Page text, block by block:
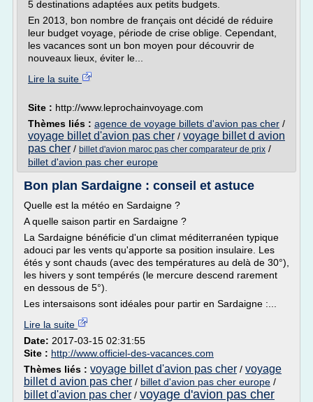
5 destinations adaptées aux petits budgets.
En 2013, bon nombre de français ont décidé de réduire
leur budget voyage, période de crise oblige. Cependant,
les vacances sont un bon moyen pour découvrir de
nouveaux lieux, éviter le...
Lire la suite
Site : http://www.leprochainvoyage.com
Thèmes liés : agence de voyage billets d'avion pas cher /
voyage billet d'avion pas cher / voyage billet d avion
pas cher / billet d'avion maroc pas cher comparateur de prix /
billet d'avion pas cher europe
Bon plan Sardaigne : conseil et astuce
Quelle est la météo en Sardaigne ?
A quelle saison partir en Sardaigne ?
La Sardaigne bénéficie d'un climat méditerranéen typique
adouci par les vents qu'apporte sa position insulaire. Les
étés y sont chauds (avec des températures au delà de 30°),
les hivers y sont tempérés (le mercure descend rarement
en dessous de 5°).
Les intersaisons sont idéales pour partir en Sardaigne :...
Lire la suite
Date: 2017-03-15 02:31:55
Site : http://www.officiel-des-vacances.com
Thèmes liés : voyage billet d'avion pas cher / voyage
billet d avion pas cher / billet d'avion pas cher europe /
billet d'avion pas cher / voyage d'avion pas cher